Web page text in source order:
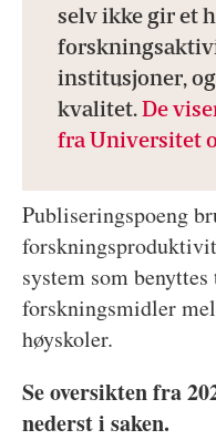
selv ikke gir et
institusjoner,
kvalitet.De
fra Universitet
Publiseringspoeng
system som
forskningsmidler
høyskoler.
Se oversikten fra
nederst i saken.